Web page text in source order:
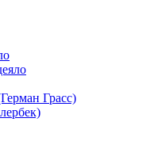
Грасс)